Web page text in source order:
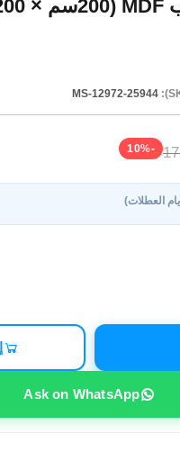
MS-12972-25944
-10%
العطلات)
Ask on WhatsApp